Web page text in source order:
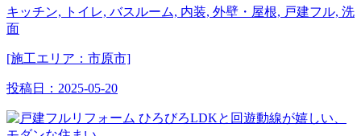
キッチン, トイレ, バスルーム, 内装, 外壁・屋根, 戸建フル, 洗
面
[施工エリア：市原市]
投稿日： 2025-05-20